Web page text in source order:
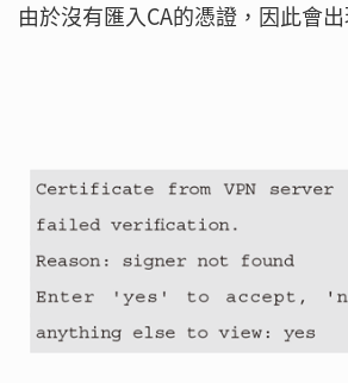
由於沒有匯入CA的憑證，因此會